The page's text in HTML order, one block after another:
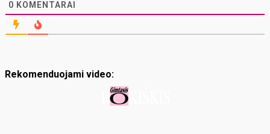
0 KOMENTARAI
Rekomenduojami video: